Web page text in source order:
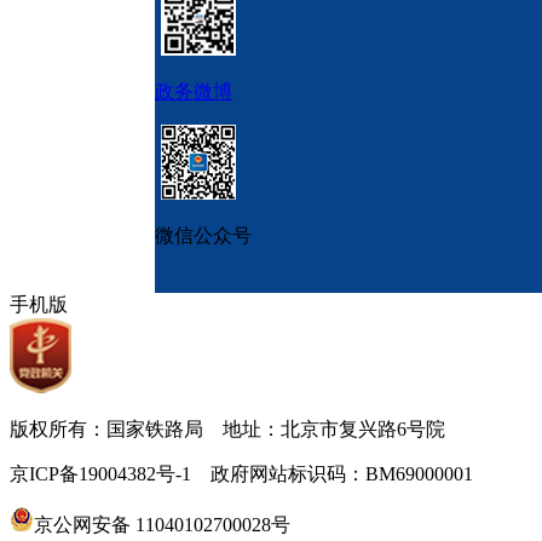
政务微博
微信公众号
手机版
版权所有：国家铁路局 地址：北京市复兴路6号院
京ICP备19004382号-1 政府网站标识码：BM69000001
京公网安备 11040102700028号